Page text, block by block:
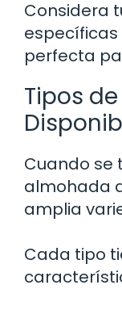
Considera
perfecta
Tipos
Cuando se
almohada
amplia
Cada tipo